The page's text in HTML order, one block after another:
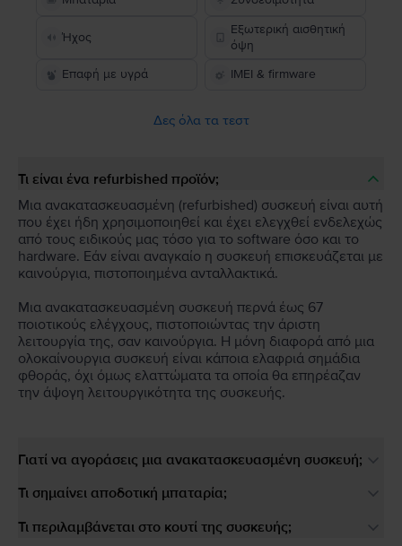
Ήχος
Εξωτερική αισθητική
όψη
Επαφή με υγρά
IMEI & firmware
Δες όλα τα τεστ
Τι είναι ένα refurbished προϊόν;
Μια ανακατασκευασμένη (refurbished) συσκευή είναι αυτή
που έχει ήδη χρησιμοποιηθεί και έχει ελεγχθεί ενδελεχώς
από τους ειδικούς μας τόσο για το software όσο και το
hardware. Εάν είναι αναγκαίο η συσκευή επισκευάζεται με
καινούργια, πιστοποιημένα ανταλλακτικά.
Μια ανακατασκευασμένη συσκευή περνά έως 67
ποιοτικούς ελέγχους, πιστοποιώντας την άριστη
λειτουργία της, σαν καινούργια. Η μόνη διαφορά από μια
ολοκαίνουργια συσκευή είναι κάποια ελαφριά σημάδια
φθοράς, όχι όμως ελαττώματα τα οποία θα επηρέαζαν
την άψογη λειτουργικότητα της συσκευής.
Γιατί να αγοράσεις μια ανακατασκευασμένη συσκευή;
Τι σημαίνει αποδοτική μπαταρία;
Τι περιλαμβάνεται στο κουτί της συσκευής;